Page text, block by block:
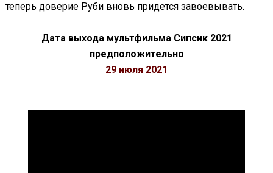
теперь доверие Руби вновь придется завоевывать.
Дата выхода мультфильма Сипсик 2021
предположительно
29 июля 2021